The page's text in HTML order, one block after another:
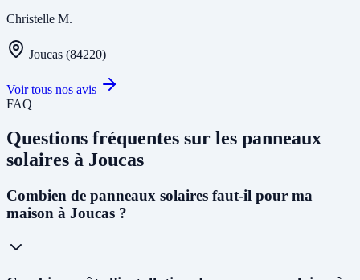
Christelle M.
Joucas (84220)
Voir tous nos avis
FAQ
Questions fréquentes sur les panneaux
solaires à Joucas
Combien de panneaux solaires faut-il pour ma
maison à Joucas ?